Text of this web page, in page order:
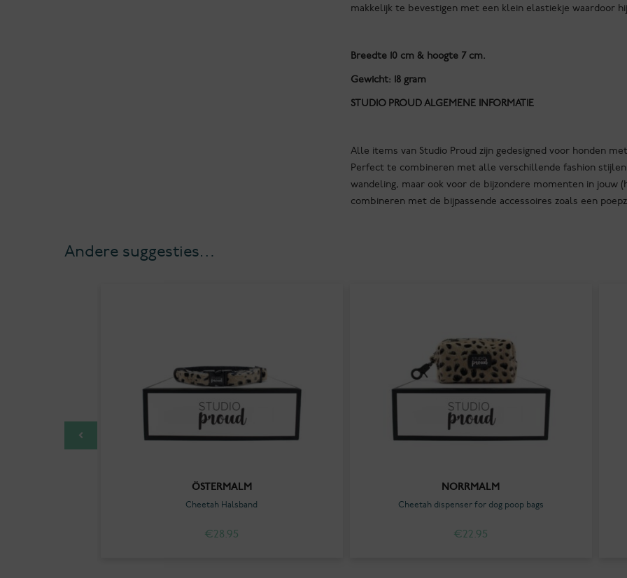
makkelijk te bevestigen met een klein elastiekje waardoor
Breedte 10 cm & hoogte 7 cm.
Gewicht: 18 gram
STUDIO PROUD ALGEMENE INFORMATIE
Alle items van Studio Proud zijn gedesigned voor honden
Perfect te combineren met alle verschillende fashion stijlen
wandeling, maar ook voor de bijzondere momenten in jouw
combineren met de bijpassende accessoires zoals een
Andere suggesties…
ÖSTERMALM
Cheetah Halsband
€28.95
NORRMALM
Cheetah dispenser for dog poop bags
€22.95